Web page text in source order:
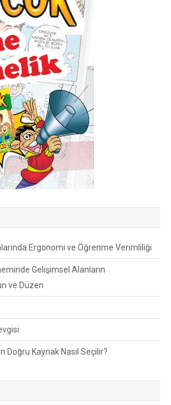
Ergonomi ve Öğrenme Verimliliği
Gelişimsel Alanların
ve Düzen
Doğru Kaynak Nasıl Seçilir?